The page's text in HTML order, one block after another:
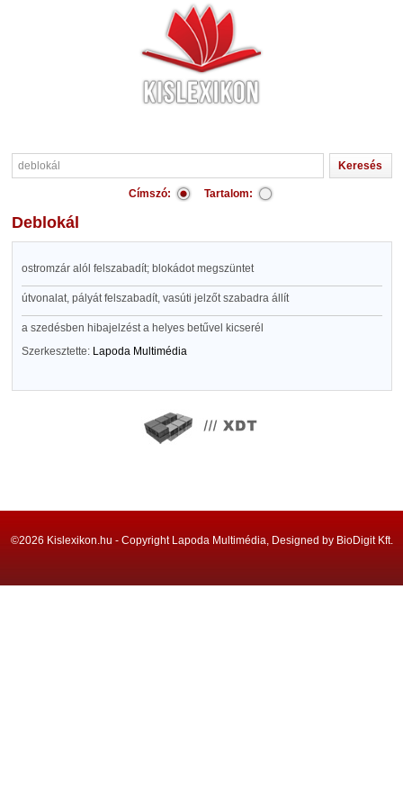
Címszó: Tartalom:
deblokál
ostromzár alól felszabadít; blokádot megszüntet
útvonalat, pályát felszabadít, vasúti jelzőt szabadra állít
a szedésben hibajelzést a helyes betűvel kicserél
Szerkesztette: Lapoda Multimédia
©2026 Kislexikon.hu - Copyright Lapoda Multimédia, Designed by BioDigit Kft.